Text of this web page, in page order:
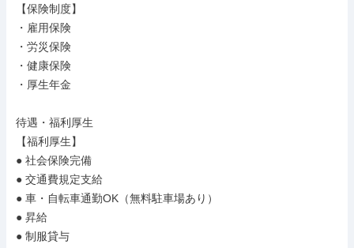
【保険制度】
・雇用保険
・労災保険
・健康保険
・厚生年金
待遇・福利厚生
【福利厚生】
● 社会保険完備
● 交通費規定支給
● 車・自転車通勤OK（無料駐車場あり）
● 昇給
● 制服貸与